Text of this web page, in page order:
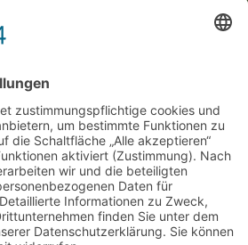
UNS IHRE MEINUNG
Lob Rückholung
teilnehmen